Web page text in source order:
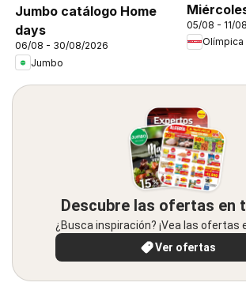
Jumbo catálogo Home
days
06/08 - 30/08/2026
Jumbo
05/08 - 11/
Olímpica
Descubre las ofertas en
¿Busca inspiración? ¡Vea las ofertas
Ver ofertas